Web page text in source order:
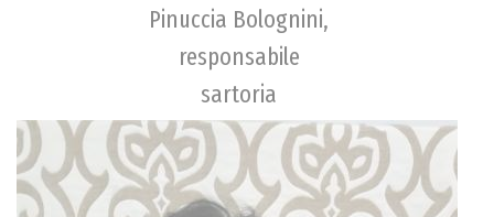
Pinuccia Bolognini,
responsabile
sartoria